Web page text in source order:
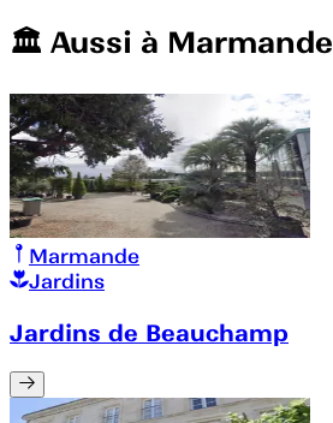
🏛️️ Aussi à Marmande
Marmande
Jardins
Jardins de Beauchamp